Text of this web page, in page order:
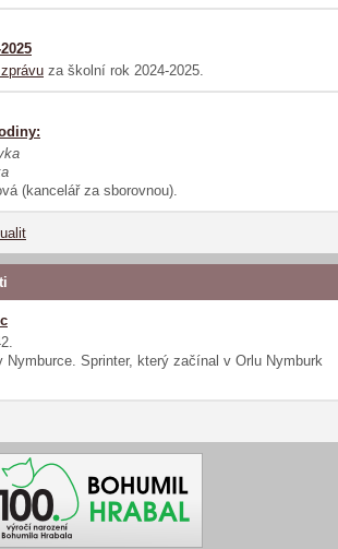
za školní rok 2024-2025.
(kancelář za sborovnou).
Nymburce. Sprinter, který začínal v Orlu Nymburk